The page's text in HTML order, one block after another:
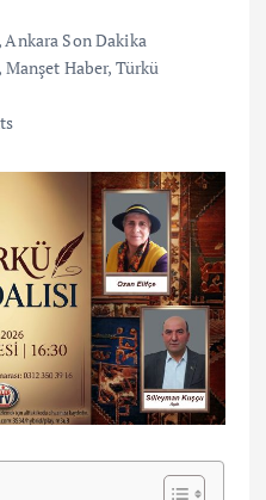
,Ankara Son Dakika
, Manşet Haber, Türkü